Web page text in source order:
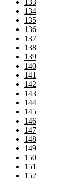
133
134
135
136
137
138
139
140
141
142
143
144
145
146
147
148
149
150
151
152